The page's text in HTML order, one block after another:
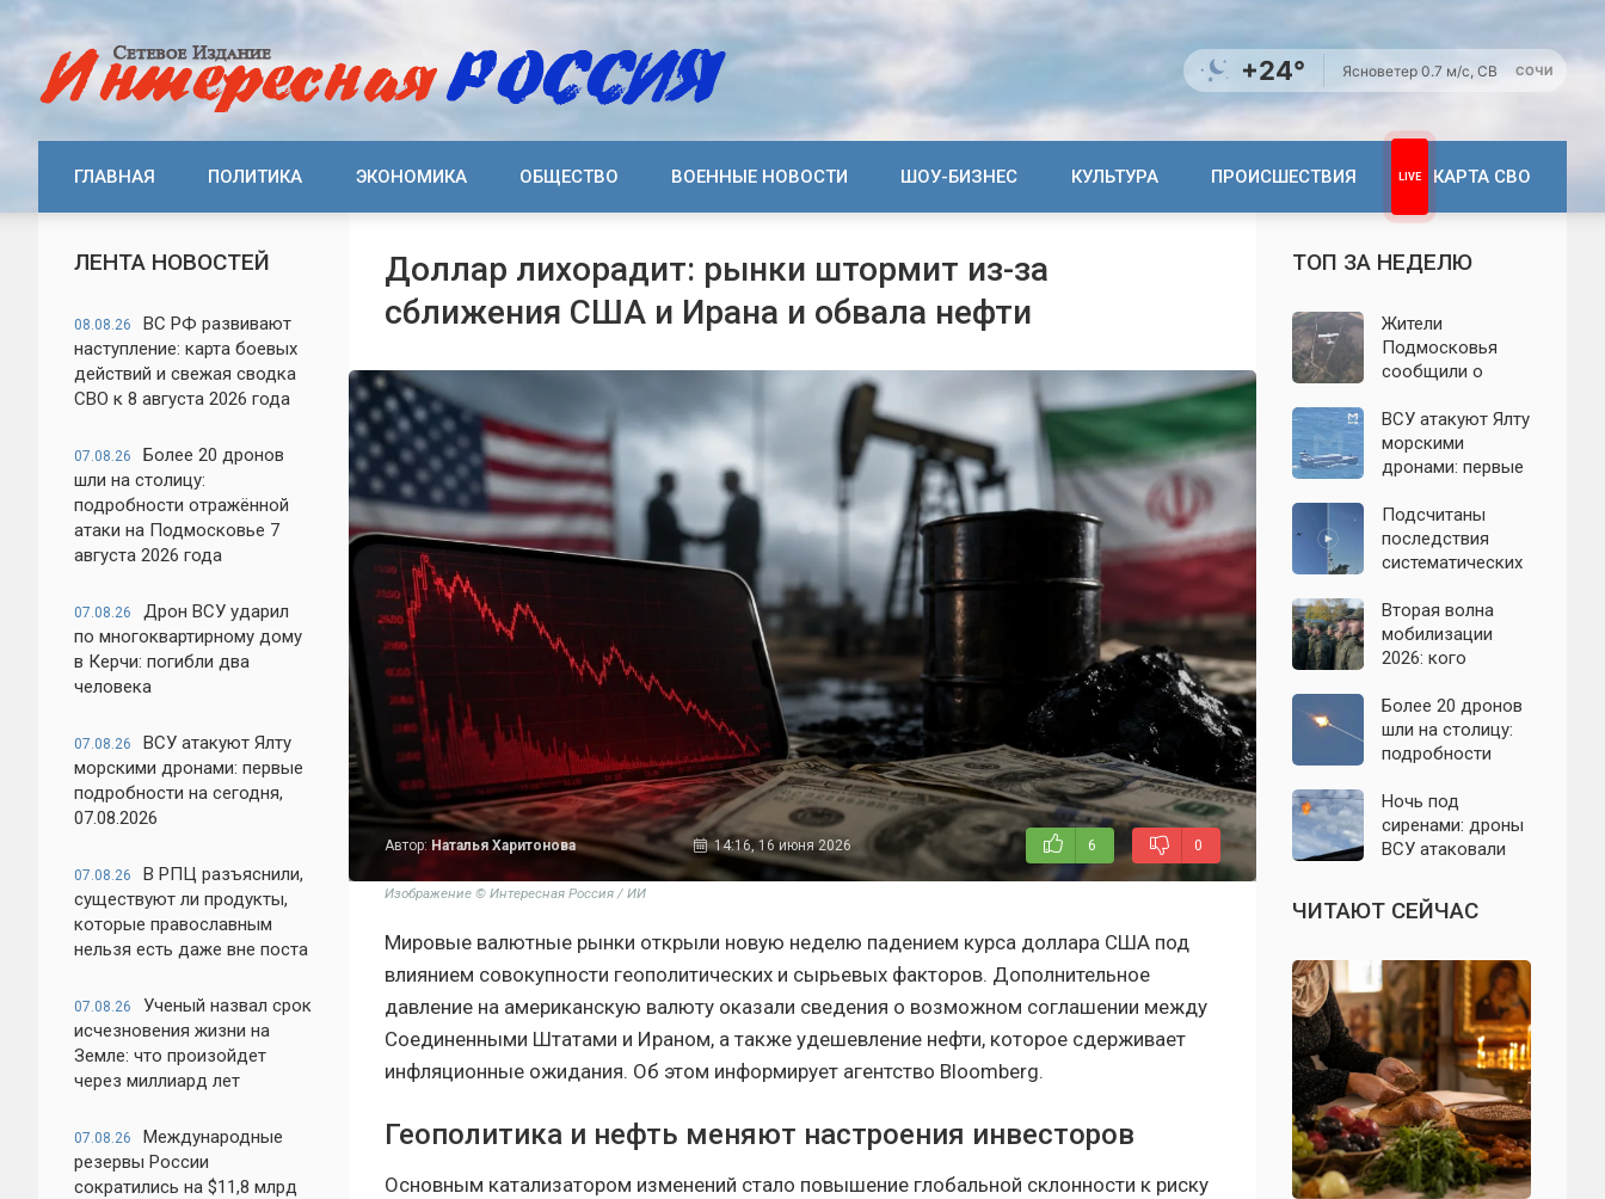
+24° Ясноветер 0.7 м/с, СВ СОЧИ
ГЛАВНАЯ ПОЛИТИКА ЭКОНОМИКА ОБЩЕСТВО ВОЕННЫЕ НОВОСТИ ШОУ-БИЗНЕС КУЛЬТУРА ПРОИСШЕСТВИЯ КАРТА СВО
ЛЕНТА НОВОСТЕЙ
08.08.26
ВС РФ развивают
наступление: карта боевых
действий и свежая сводка
СВО к 8 августа 2026 года
07.08.26
Более 20 дронов
шли на столицу:
подробности отражённой
атаки на Подмосковье 7
августа 2026 года
07.08.26
Дрон ВСУ ударил
по многоквартирному дому
в Керчи: погибли два
человека
07.08.26
ВСУ атакуют Ялту
морскими дронами: первые
подробности на сегодня,
07.08.2026
07.08.26
В РПЦ разъяснили,
существуют ли продукты,
которые православным
нельзя есть даже вне поста
07.08.26
Ученый назвал срок
исчезновения жизни на
Земле: что произойдет
через миллиард лет
07.08.26
Международные
резервы России
сократились на $11,8 млрд
Доллар лихорадит: рынки штормит из-за
сближения США и Ирана и обвала нефти
Автор: Наталья Харитонова 14:16, 16 июня 2026 6 0
Изображение © Интересная Россия / ИИ
Мировые валютные рынки открыли новую неделю падением курса доллара США под
влиянием совокупности геополитических и сырьевых факторов. Дополнительное
давление на американскую валюту оказали сведения о возможном соглашении между
Соединенными Штатами и Ираном, а также удешевление нефти, которое сдерживает
инфляционные ожидания. Об этом информирует агентство Bloomberg.
Геополитика и нефть меняют настроения инвесторов
Основным катализатором изменений стало повышение глобальной склонности к риску
ТОП ЗА НЕДЕЛЮ
Жители
Подмосковья
сообщили о
обнародованы
подробности о
налёте
августа
ВСУ атакуют Ялту
морскими
дронами: первые
сегодня,
07.08.2026
Подсчитаны
последствия
систематических
Ленинградскую
область: что
известно к 7
Вторая волна
мобилизации
2026: кого
ли реальные
признаки
Более 20 дронов
шли на столицу:
подробности
атаки на
Подмосковье 7
августа 2026 года
Ночь под
сиренами: дроны
ВСУ атаковали
Евпаторию и
район Сакской
ЧИТАЮТ СЕЙЧАС